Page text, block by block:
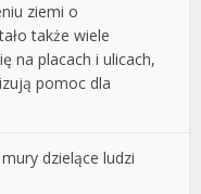
ziemi o
także wiele
na placach i ulicach,
pomoc dla
dzielące ludzi